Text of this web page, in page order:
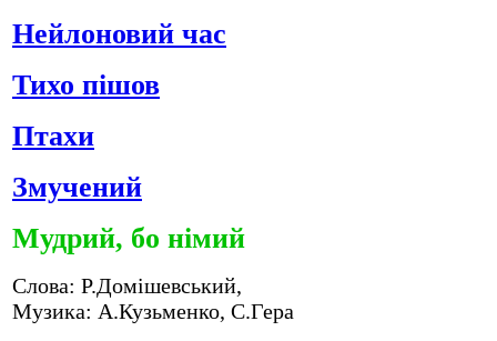
Нейлоновий час
Тихо пішов
Птахи
Змучений
Мудрий, бо німий
Слова: Р.Домішевський,
Музика: А.Кузьменко, С.Гера